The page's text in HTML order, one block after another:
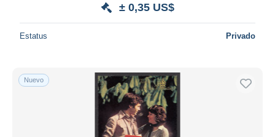
± 0,35 US$
Estatus Privado
Nuevo